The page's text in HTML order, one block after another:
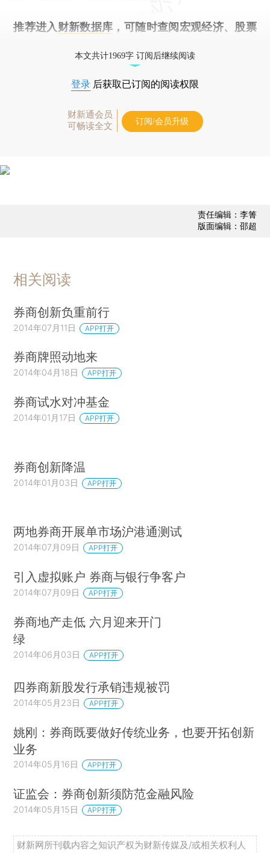
推荐进入 财新数据库 ，可随时查阅宏观经济、股票
本文共计1969字 订阅后继续阅读
登录 后获取已订阅的阅读权限
财新通会员
可畅读全文
订阅/会员升级
责任编辑：李箐
版面编辑：邵超
相关阅读
券商创新负重前行
2014年07月11日 APP打开
券商牌照动地来
2014年04月18日 APP打开
券商试水对冲基金
2014年01月17日 APP打开
券商创新降温
2014年01月03日 APP打开
两地券商开展单市场沪港通测试
2014年07月09日 APP打开
引入虚拟账户 券商与银行争客户
2014年07月09日 APP打开
券商地产走低 六月迎来开门
绿
2014年06月03日 APP打开
四券商新股发行承销违规被罚
2014年05月23日 APP打开
姚刚：券商既要做好传统业务，也要开拓创新
业务
2014年05月16日 APP打开
证监会：券商创新须防范金融风险
2014年05月15日 APP打开
财新网所刊载内容之知识产权为财新传媒及/或相关权利人